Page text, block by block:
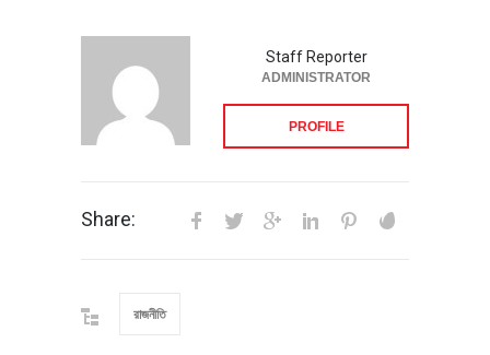
Staff Reporter
ADMINISTRATOR
PROFILE
Share:
রাজনীতি